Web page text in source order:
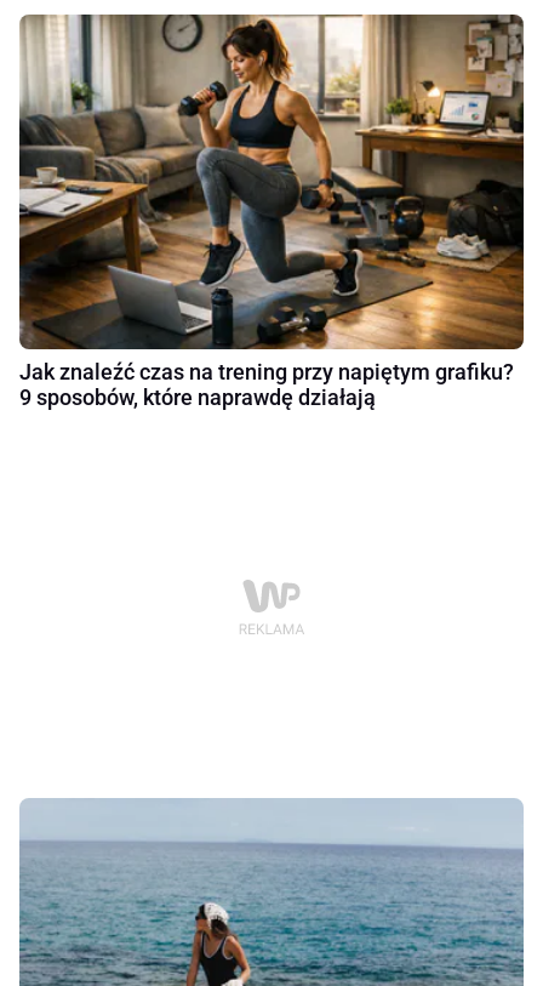
Jak znaleźć czas na trening przy napiętym grafiku?
9 sposobów, które naprawdę działają